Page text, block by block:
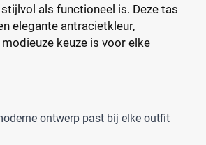
als functioneel is. Deze tas
elegante antracietkleur,
keuze is voor elke
ontwerp past bij elke outfit